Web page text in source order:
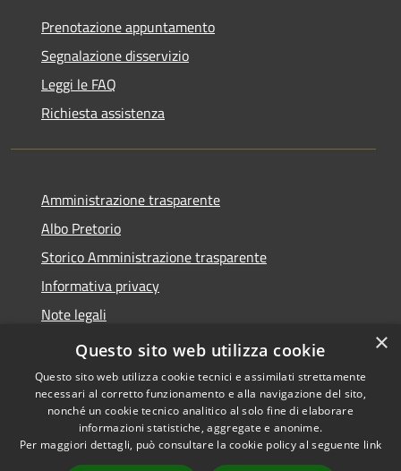
Prenotazione appuntamento
Segnalazione disservizio
Leggi le FAQ
Richiesta assistenza
Amministrazione trasparente
Albo Pretorio
Storico Amministrazione trasparente
Informativa privacy
Note legali
Dichiarazione di accessibilità
Accessibilità
Copyright © 2026 • Comune di
Rosate • Powered by
×
Questo sito web utilizza cookie
Questo sito web utilizza cookie tecnici e assimilati strettamente
necessari al corretto funzionamento e alla navigazione del sito,
nonché un cookie tecnico analitico al solo fine di elaborare
informazioni statistiche, aggregate e anonime.
Per maggiori dettagli, può consultare la cookie policy al seguente link